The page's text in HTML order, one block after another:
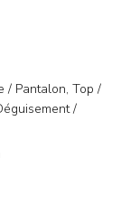
/ Pantalon, Top /
/